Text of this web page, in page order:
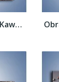
Obraz na płótnie – Kawa w ciemnej...